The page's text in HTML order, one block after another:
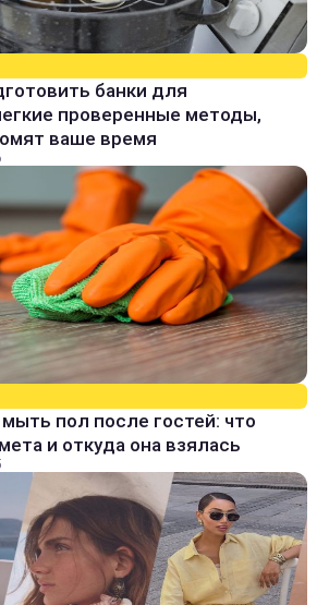
банки для
проверенные методы,
ваше время
пол после гостей: что
и откуда она взялась